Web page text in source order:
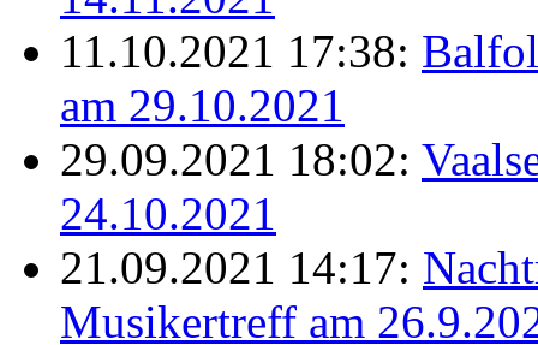
11.10.2021 17:38:
am 29.10.2021
29.09.2021 18:02:
24.10.2021
21.09.2021 14:17:
Musikertreff am